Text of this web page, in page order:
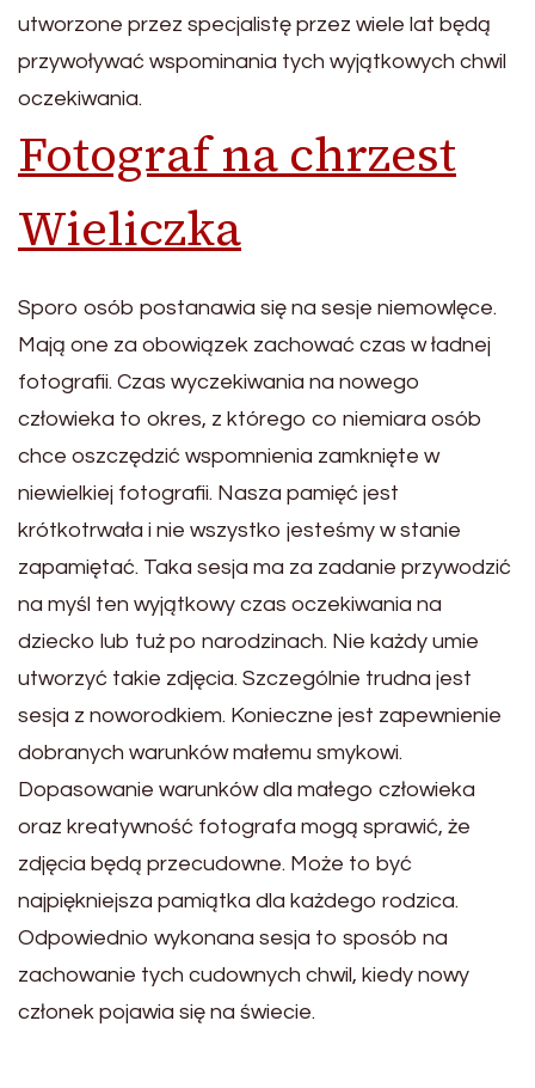
utworzone przez specjalistę przez wiele lat będą
przywoływać wspominania tych wyjątkowych chwil
oczekiwania.
Fotograf na chrzest
Wieliczka
Sporo osób postanawia się na sesje niemowlęce.
Mają one za obowiązek zachować czas w ładnej
fotografii. Czas wyczekiwania na nowego
człowieka to okres, z którego co niemiara osób
chce oszczędzić wspomnienia zamknięte w
niewielkiej fotografii. Nasza pamięć jest
krótkotrwała i nie wszystko jesteśmy w stanie
zapamiętać. Taka sesja ma za zadanie przywodzić
na myśl ten wyjątkowy czas oczekiwania na
dziecko lub tuż po narodzinach. Nie każdy umie
utworzyć takie zdjęcia. Szczególnie trudna jest
sesja z noworodkiem. Konieczne jest zapewnienie
dobranych warunków małemu smykowi.
Dopasowanie warunków dla małego człowieka
oraz kreatywność fotografa mogą sprawić, że
zdjęcia będą przecudowne. Może to być
najpiękniejsza pamiątka dla każdego rodzica.
Odpowiednio wykonana sesja to sposób na
zachowanie tych cudownych chwil, kiedy nowy
członek pojawia się na świecie.